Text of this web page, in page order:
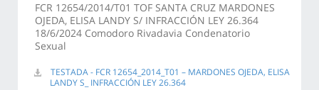
FCR 12654/2014/T01 TOF SANTA CRUZ MARDONES
OJEDA, ELISA LANDY S/ INFRACCIÓN LEY 26.364
18/6/2024 Comodoro Rivadavia Condenatorio
Sexual
TESTADA - FCR 12654_2014_T01 – MARDONES OJEDA, ELISA
LANDY S_ INFRACCIÓN LEY 26.364